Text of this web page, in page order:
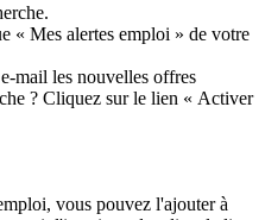
« Mes alertes emploi » de votre
mail les nouvelles offres
? Cliquez sur le lien « Activer
vous pouvez l'ajouter à